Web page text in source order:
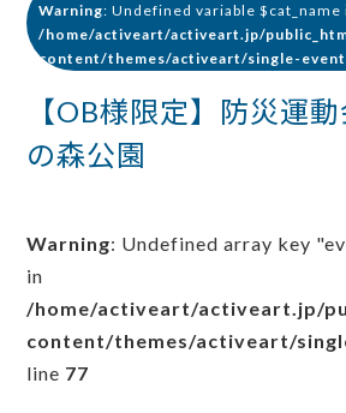
Warning: Undefined variable $cat_name
/home/activeart/activeart.jp/
content/themes/activeart/single-
【OB様限定】防災運
の森公園
Warning: Undefined array key
in
/home/activeart/activeart.jp/
content/themes/activeart/
line 77